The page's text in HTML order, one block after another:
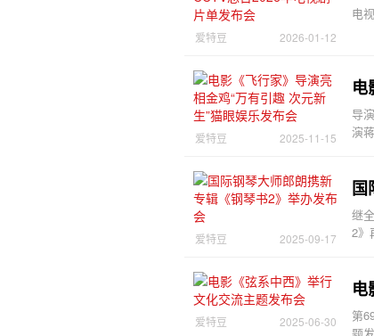
爱特豆 2026-01-12
电
爱特豆 2025-11-15
导
演
爱特豆 2025-09-17
国
继
2》
爱特豆 2025-06-30
电
第